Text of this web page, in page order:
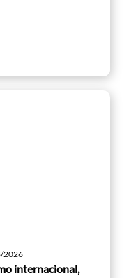
2026
internacional,